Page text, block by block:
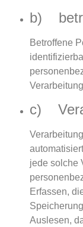
b)
Betroffene
c)
jede solche
Erfassen,
Auslesen,